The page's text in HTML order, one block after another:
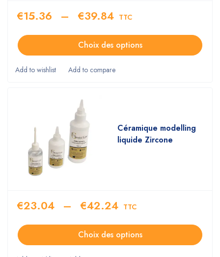
€15.36 – €39.84 TTC
Choix des options
Céramique modelling
liquide Zircone
€23.04 – €42.24 TTC
Choix des options